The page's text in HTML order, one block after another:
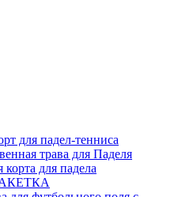
для падел-тенниса
трава для Паделя
для падела